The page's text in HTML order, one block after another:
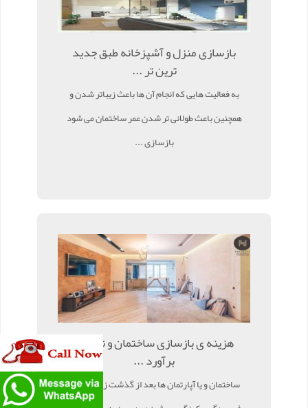
بازسازی منزل و آشپزخانه طبق جدید
ترین تر ...
به فعالیت هایی که انجام آن ها باعث زیباتر شدن و
همچنین باعث طولانی تر شدن عمر ساختمان می شود
بازسازی ...
هزینه ی بازسازی ساختمان و نحوه ی
برآورد ...
ساختمان و یا آپارتمان ها بعد از گذشت زمان ، دچار